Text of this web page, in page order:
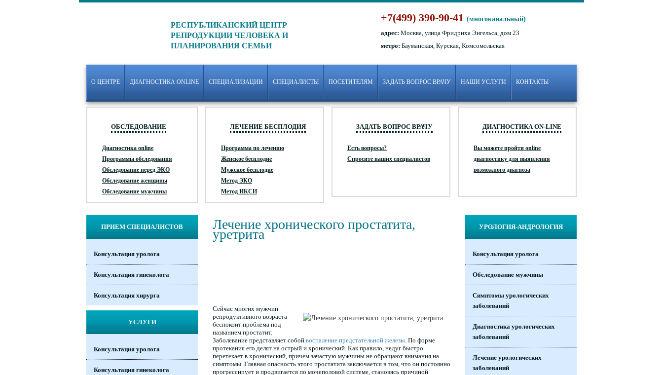
РЕСПУБЛИКАНСКИЙ ЦЕНТР
РЕПРОДУКЦИИ ЧЕЛОВЕКА И
ПЛАНИРОВАНИЯ СЕМЬИ
+7(499) 390-90-41(многоканальный)
адрес: Москва, улица Фридриха Энгельса, дом 23
метро: Бауманская, Курская, Комсомольская
О ЦЕНТРЕ ДИАГНОСТИКА ONLINE СПЕЦИАЛИЗАЦИИ СПЕЦИАЛИСТЫ ПОСЕТИТЕЛЯМ ЗАДАТЬ ВОПРОС ВРАЧУ НАШИ УСЛУГИ КОНТАКТЫ
ОБСЛЕДОВАНИЕ
Диагностика online
Программы обследования
Обследование перед ЭКО
Обследование женщины
Обследование мужчины
ЛЕЧЕНИЕ БЕСПЛОДИЯ
Программа по лечению
Женское бесплодие
Мужское бесплодие
Метод ЭКО
Метод ИКСИ
ЗАДАТЬ ВОПРОС ВРАЧУ
Есть вопросы?
Спросите наших специалистов
ДИАГНОСТИКА ON-LINE
Вы можете пройти online
диагностику для выявления
возможного диагноза
Лечение хронического простатита,
уретрита
Сейчас многих мужчин
репродуктивного возраста
беспокоит проблема под
названием простатит.
Заболевание представляет собой воспаление предстательной железы . По форме
протекания его делят на острый и хронический. Как правило, недуг быстро
перетекает в хронический, причем зачастую мужчины не обращают внимания на
симптомы. Главная опасность этого простатита заключается в том, что он постоянно
прогрессирует и продвигается по мочеполовой системе, становясь причиной
ПРИЕМ СПЕЦИАЛИСТОВ
Консультация уролога
Консультация гинеколога
Консультация хирурга
УСЛУГИ
Консультация уролога
Консультация гинеколога
УРОЛОГИЯ-АНДРОЛОГИЯ
Консультация уролога
Обследование мужчины
Симптомы урологических
заболеваний
Диагностика урологических
заболеваний
Лечение урологических
заболеваний